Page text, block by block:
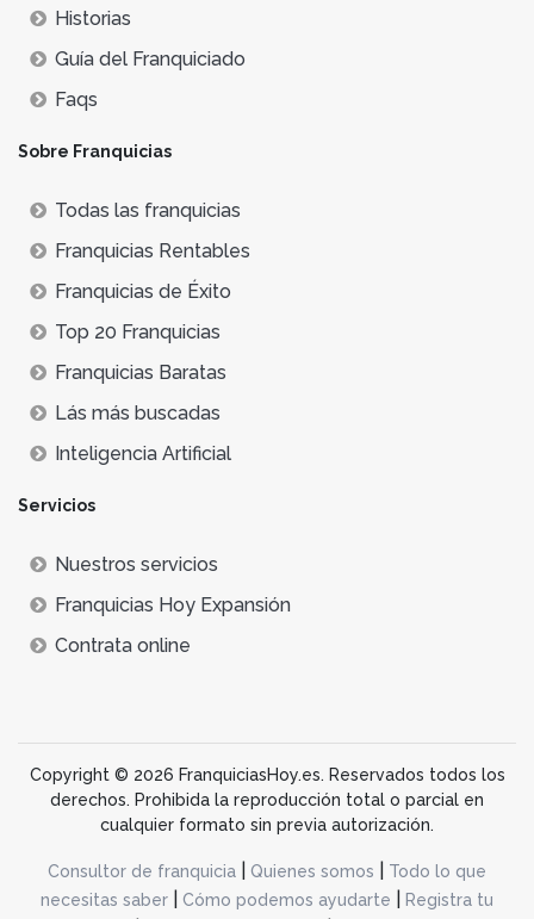
Historias
Guía del Franquiciado
Faqs
Sobre Franquicias
Todas las franquicias
Franquicias Rentables
Franquicias de Éxito
Top 20 Franquicias
Franquicias Baratas
Lás más buscadas
Inteligencia Artificial
Servicios
Nuestros servicios
Franquicias Hoy Expansión
Contrata online
Copyright © 2026 FranquiciasHoy.es. Reservados todos los
derechos. Prohibida la reproducción total o parcial en
cualquier formato sin previa autorización.
Consultor de franquicia Quienes somos
Todo lo que
necesitas saber
Cómo podemos ayudarte
Registra tu